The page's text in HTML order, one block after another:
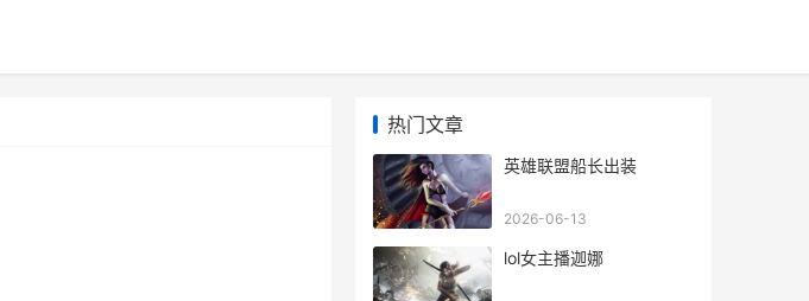
热门文章
英雄联盟船长出装
2026-06-13
lol女主播迦娜